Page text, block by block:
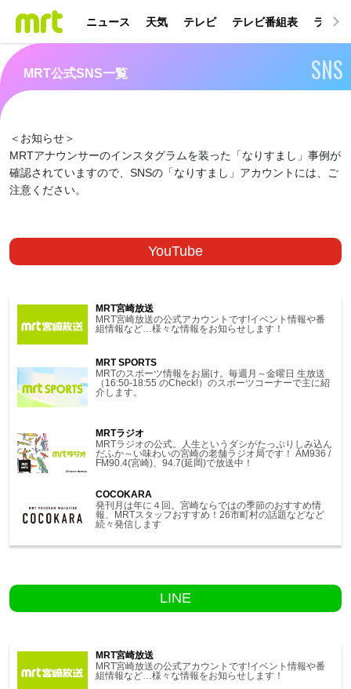
ニュース 天気 テレビ テレビ番組表 ラジオ
MRT公式SNS一覧 SNS
＜お知らせ＞
MRTアナウンサーのインスタグラムを装った「なりすまし」事例が
確認されていますので、SNSの「なりすまし」アカウントには、ご
注意ください。
YouTube
MRT宮崎放送
MRT宮崎放送の公式アカウントです!イベント情報や番
組情報など…様々な情報をお知らせします！
MRT SPORTS
MRTのスポーツ情報をお届け。毎週月～金曜日 生放送
（16:50-18:55 のCheck!）のスポーツコーナーで主に紹
介します。
MRTラジオ
MRTラジオの公式。人生というダシがたっぷりしみ込ん
だふか～い味わいの宮崎の老舗ラジオ局です！ AM936 /
FM90.4(宮崎)、94.7(延岡)で放送中！
COCOKARA
発刊月は年に４回。宮崎ならではの季節のおすすめ情
報、MRTスタッフおすすめ！26市町村の話題などなど
続々発信します
LINE
MRT宮崎放送
MRT宮崎放送の公式アカウントです!イベント情報や番
組情報など…様々な情報をお知らせします！